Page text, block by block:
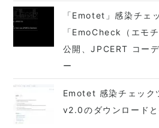
「Emotet」感染チェ
「EmoCheck（エモ
公開、JPCERT コー
ー
Emotet 感染チェッ
v2.0のダウンロード